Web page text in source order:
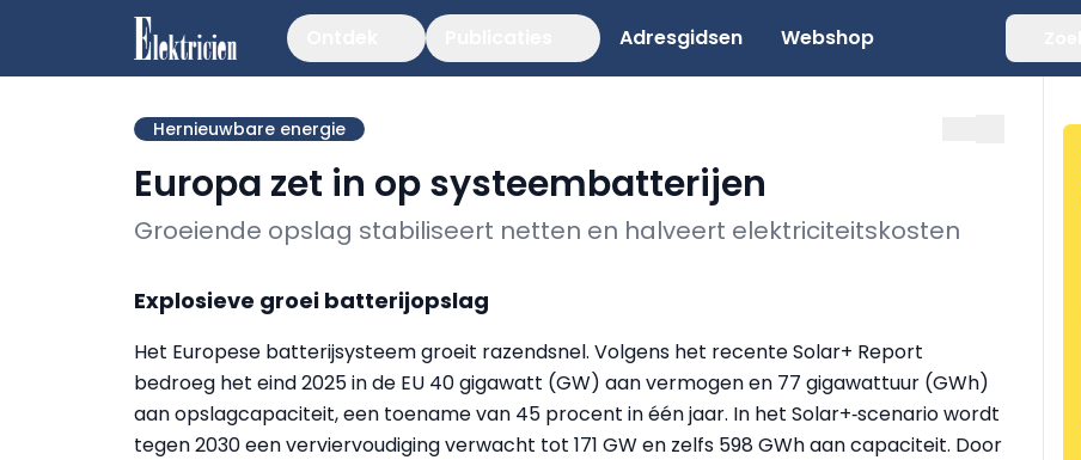
Adresgidsen Webshop
Hernieuwbare energie
Europa zet in op systeembatterijen
Groeiende opslag stabiliseert netten en halveert elektriciteitskosten
Explosieve groei batterijopslag
Het Europese batterijsysteem groeit razendsnel. Volgens het recente Solar+ Report
bedroeg het eind 2025 in de EU 40 gigawatt (GW) aan vermogen en 77 gigawattuur (GWh)
aan opslagcapaciteit, een toename van 45 procent in één jaar. In het Solar+‑scenario wordt
tegen 2030 een verviervoudiging verwacht tot 171 GW en zelfs 598 GWh aan capaciteit. Door